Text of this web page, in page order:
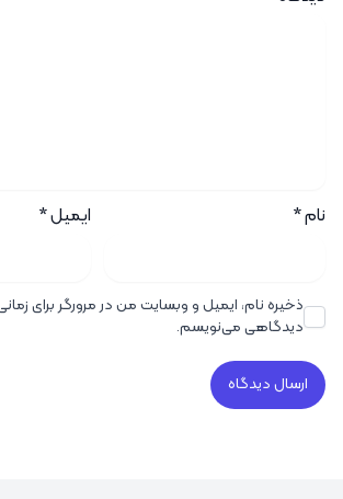
نام* ایمیل*
ذخیره نام، ایمیل و وبسایت من در مرورگر برای
دیدگاهی می‌نویسم.